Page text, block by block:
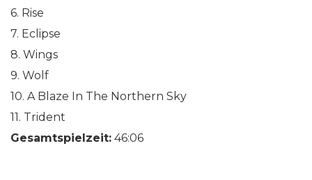
6. Rise
7. Eclipse
8. Wings
9. Wolf
10. A Blaze In The Northern Sky
11. Trident
Gesamtspielzeit: 46:06